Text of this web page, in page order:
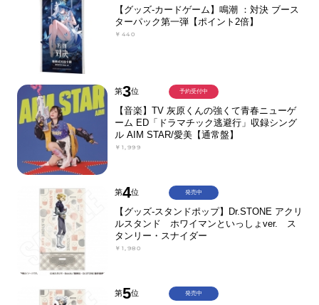
【グッズ-カードゲーム】鳴潮 ：対決 ブース
ターパック第一弾【ポイント2倍】
￥440
第3位
【音楽】TV 灰原くんの強くて青春ニューゲ
ーム ED「ドラマチック逃避行」収録シング
ル AIM STAR/愛美【通常盤】
￥1,999
予約受付中
第4位
【グッズ-スタンドポップ】Dr.STONE アクリ
ルスタンド ホワイマンといっしょver. ス
タンリー・スナイダー
￥1,980
発売中
第5位 発売中